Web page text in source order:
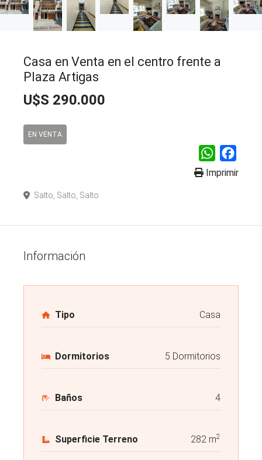
Casa en Venta en el centro frente a
Plaza Artigas
U$S 290.000
EN VENTA
WhatsApp
Imprimir
Salto, Salto, Salto
Información
Tipo Casa
Dormitorios 5 Dormitorios
Baños 4
Superficie Terreno 282 m2